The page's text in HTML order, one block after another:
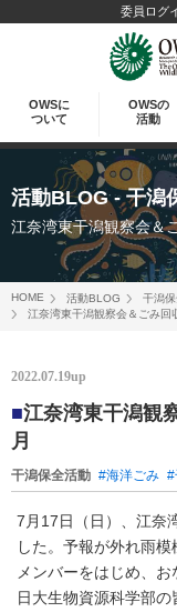
委員ログ
OWSに
ついて
OWSの
活動
活動BLOG- 干潟
江奈湾東干潟観察会＆
HOME 活動BLOG
干潟
江奈湾東干潟観察会＆ごみ
2022.07.19up
■江奈湾東干潟観
月
干潟保全活動 #海洋ごみ #
7月17日（日）、江奈
した。予報が外れ雨模
メンバーをはじめ、
日大生物資源科学部